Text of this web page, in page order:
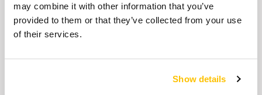
may combine it with other information that you’ve
provided to them or that they’ve collected from your use
of their services.
Show details
Ergonominen pakkopyörivä hiomakone
yleishiontaan ja vaativiin hiontakohteisiin.